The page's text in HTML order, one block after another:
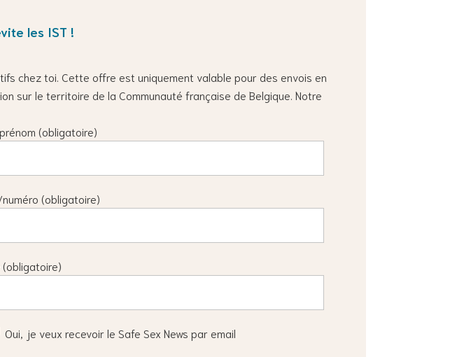
les IST !
chez toi. Cette offre est uniquement valable pour des envois en
sur le territoire de la Communauté française de Belgique. Notre
(obligatoire)
(obligatoire)
(obligatoire)
Oui, je veux recevoir le Safe Sex News par email